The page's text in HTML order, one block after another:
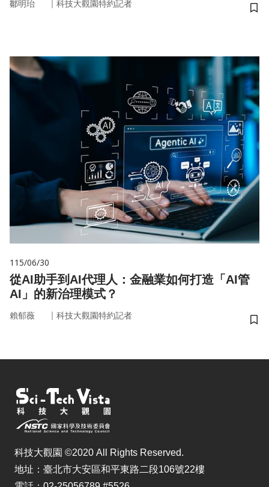
鄒明珆 ｜ 科技大觀園特約記者
儲
115/06/30
從AI助手到AI代理人：金融業如何打造「AI管
AI」的新治理模式？
賴郁薇 ｜ 科技大觀園特約記者
儲
科技大觀園 ©2020 All Rights Reserved.
地址：臺北市大安區和平東路二段106號22樓